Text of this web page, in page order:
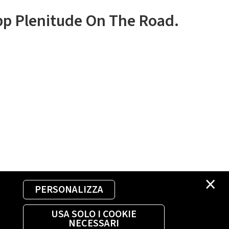
×
PERSONALIZZA
USA SOLO I COOKIE
NECESSARI
Plenitude On The Road.